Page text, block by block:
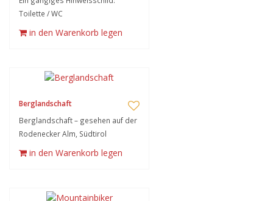
Toilette / WC
in den Warenkorb legen
Berglandschaft
Berglandschaft – gesehen auf der
Rodenecker Alm, Südtirol
in den Warenkorb legen